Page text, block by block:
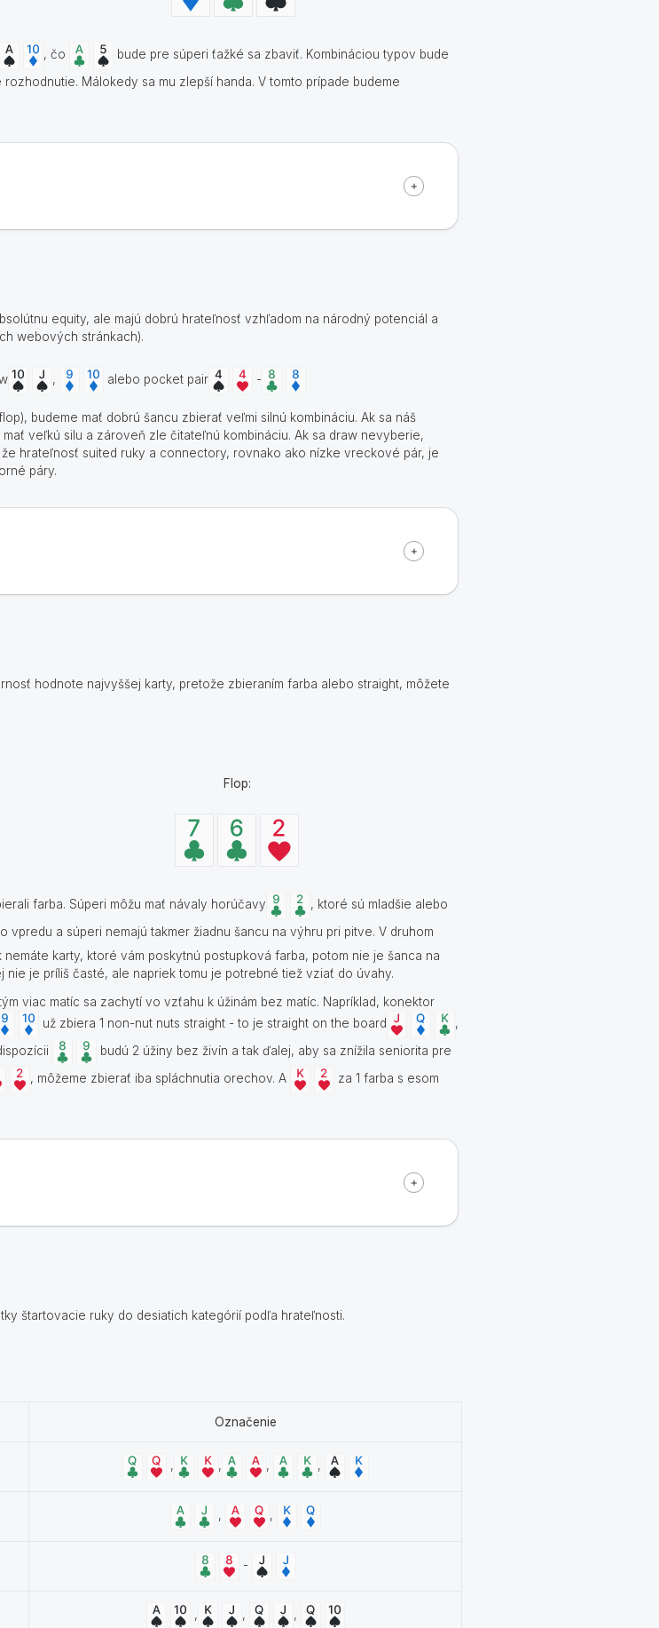
, čo
bude pre súperi ťažké sa zbaviť. Kombináciou typov bude
Málokedy sa mu zlepší handa. V tomto prípade budeme
equity, ale majú dobrú hrateľnosť vzhľadom na národný potenciál a
webových stránkach).
, alebo pocket pair -
budeme mať dobrú šancu zbierať veľmi silnú kombináciu. Ak sa náš
veľkú silu a zároveň zle čitateľnú kombináciu. Ak sa draw nevyberie,
hrateľnosť suited ruky a connectory, rovnako ako nízke vreckové pár, je
páry.
hodnote najvyššej karty, pretože zbieraním farba alebo straight, môžete
Flop:
farba. Súperi môžu mať návaly horúčavy
, ktoré sú mladšie alebo
vpredu a súperi nemajú takmer žiadnu šancu na výhru pri pitve. V druhom
karty, ktoré vám poskytnú postupková farba, potom nie je šanca na
je príliš časté, ale napriek tomu je potrebné tiež vziať do úvahy.
viac matíc sa zachytí vo vzťahu k úžinám bez matíc. Napríklad, konektor
už zbiera 1 non-nut nuts straight - to je straight on the board
,
budú 2 úžiny bez živín a tak ďalej, aby sa znížila seniorita pre
, môžeme zbierať iba spláchnutia orechov. A
za 1 farba s esom
štartovacie ruky do desiatich kategórií podľa hrateľnosti.
Označenie
, , , ,
, ,
-
, , ,